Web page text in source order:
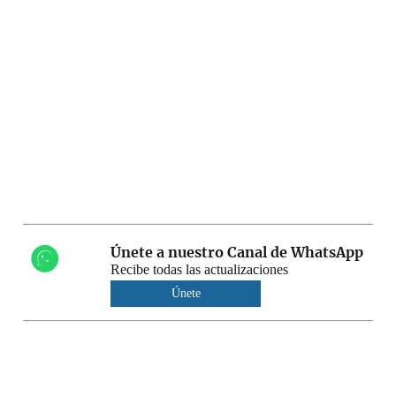
Únete a nuestro Canal de WhatsApp
Recibe todas las actualizaciones
Únete